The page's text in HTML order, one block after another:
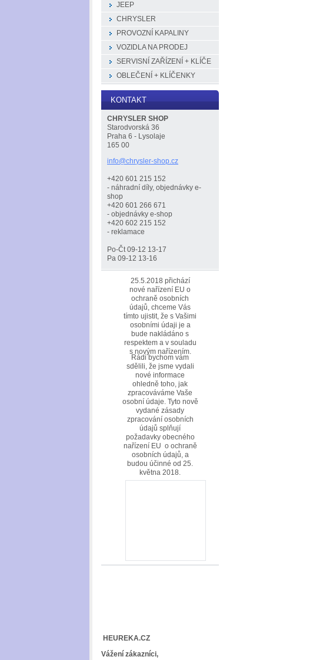
JEEP
CHRYSLER
PROVOZNÍ KAPALINY
VOZIDLA NA PRODEJ
SERVISNÍ ZAŘÍZENÍ + KLÍČE
OBLEČENÍ + KLÍČENKY
KONTAKT
CHRYSLER SHOP
Starodvorská 36
Praha 6 - Lysolaje
165 00
info@chrysler-shop.cz
+420 601 215 152
- náhradní díly, objednávky e-
shop
+420 601 266 671
- objednávky e-shop
+420 602 215 152
- reklamace
Po-Čt 09-12 13-17
Pa 09-12 13-16
25.5.2018 přichází
nové nařízení EU o
ochraně osobních
údajů, chceme Vás
tímto ujistit, že s Vašimi
osobními údaji je a
bude nakládáno s
respektem a v souladu
s novým nařízením.
Rádi bychom vám
sdělili, že jsme vydali
nové informace
ohledně toho, jak
zpracováváme Vaše
osobní údaje. Tyto nově
vydané zásady
zpracování osobních
údajů splňují
požadavky obecného
nařízení EU o ochraně
osobních údajů, a
budou účinné od 25.
května 2018.
HEUREKA.CZ
Vážení zákazníci,